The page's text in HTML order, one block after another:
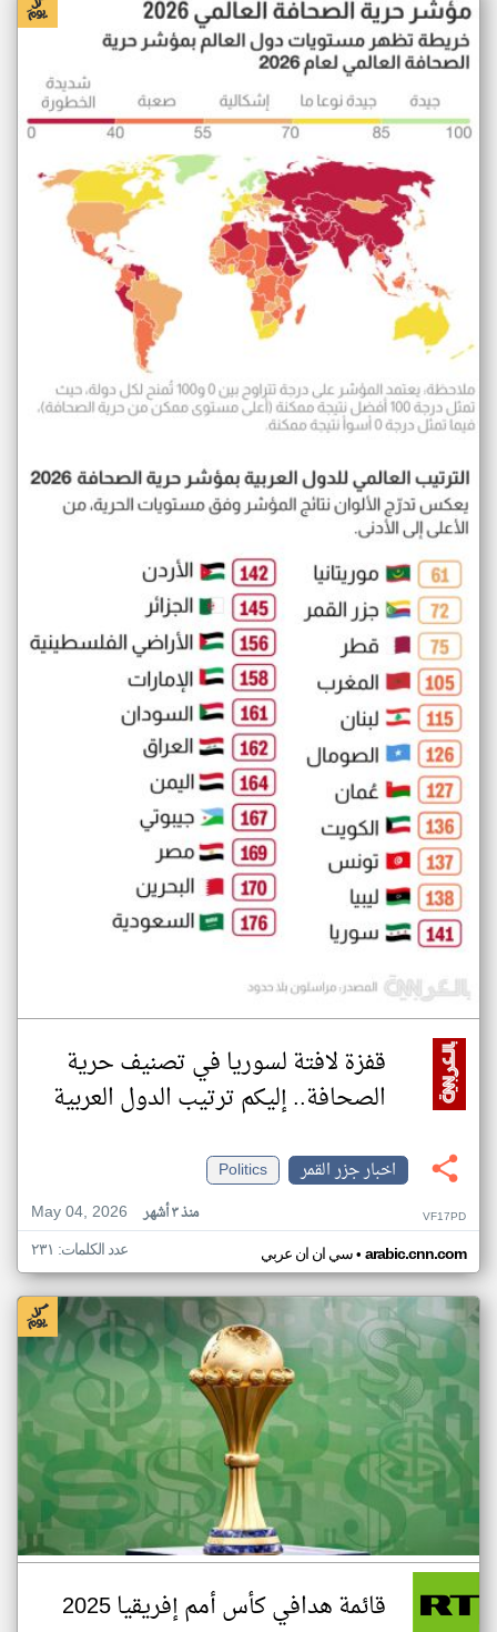
قفزة لافتة لسوريا في تصنيف حرية
الصحافة.. إليكم ترتيب الدول العربية
اخبار جزر القمر
Politics
May 04, 2026
منذ ٣ أشهر VF17PD
سي ان ان عربي• arabic.cnn.com عدد الكلمات: ٢٣١
قائمة هدافي كأس أمم إفريقيا 2025